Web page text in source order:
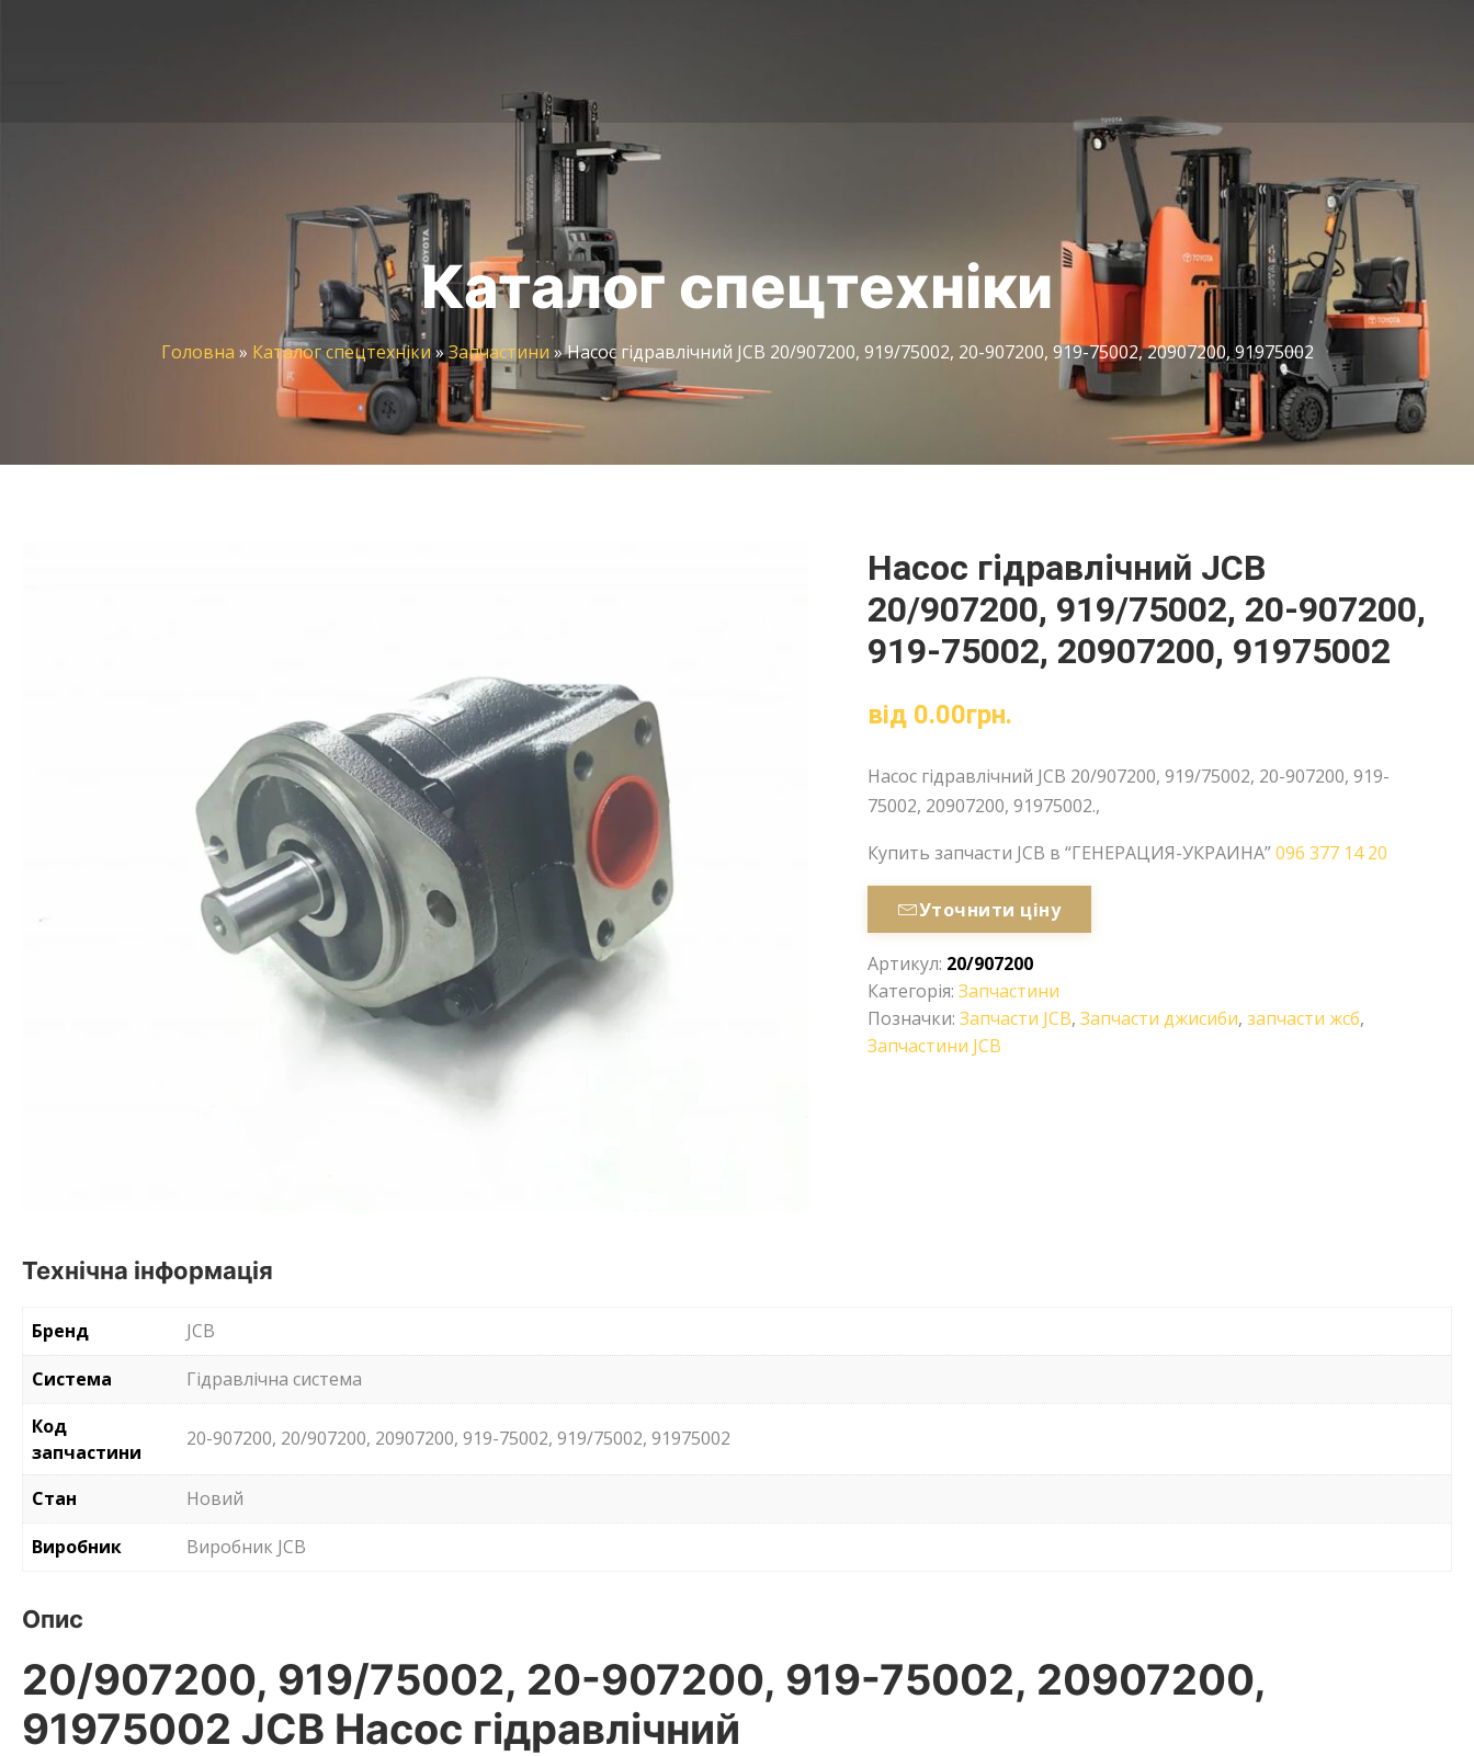
Каталог спецтехніки
Головна » Каталог спецтехніки»Запчастини »Насос гідравлічний JCB 20/907200, 919/75002, 20-907200, 919-75002, 20907200, 91975002
Насос гідравлічний JCB
20/907200, 919/75002, 20-907200,
919-75002, 20907200, 91975002
від 0.00грн.
Насос гідравлічний JCB 20/907200, 919/75002, 20-907200, 919-
75002, 20907200, 91975002.,
Купить запчасти JCB в “ГЕНЕРАЦИЯ-УКРАИНА”096 377 14 20
Уточнити ціну
Артикул: 20/907200
Категорія:Запчастини
Позначки:Запчасти JCB,Запчасти джисиби,запчасти жсб,
Запчастини JCB
Технічна інформація
Бренд
JCB
Система
Гідравлічна система
Код
запчастини
20-907200, 20/907200, 20907200, 919-75002, 919/75002, 91975002
Стан
Новий
Виробник
Виробник JCB
Опис
20/907200, 919/75002, 20-907200, 919-75002, 20907200,
91975002 JCB Насос гідравлічний